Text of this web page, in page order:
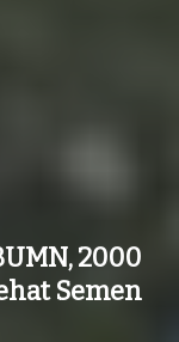
2000
Semen